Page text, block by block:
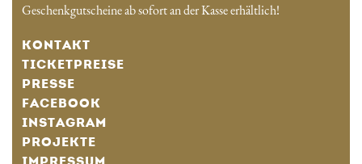
Geschenkgutscheine ab sofort an der Kasse erhältlich!
KONTAKT
TICKETPREISE
PRESSE
FACEBOOK
INSTAGRAM
PROJEKTE
IMPRESSUM